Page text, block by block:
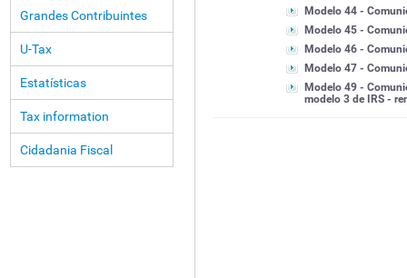
Grandes Contribuintes
U-Tax
Estatísticas
Tax information
Cidadania Fiscal
Modelo 44 -
Modelo 45 -
Modelo 46 -
Modelo 47 -
Modelo 49 -
modelo 3 de IRS -